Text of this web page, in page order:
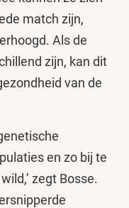
match zijn,
Als de
zijn, kan dit
van de
en zo bij te
zegt Bosse.